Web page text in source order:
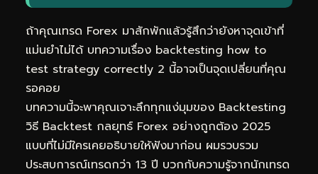
ถ้าคุณเทรด Forex มาสักพักแล้วรู้สึกว่ายังหาจุดเข้าที่
แม่นยำไม่ได้ บทความเรื่อง backtesting how to
test strategy correctly 2 นี้อาจเป็นจุดเปลี่ยนที่คุณ
รอคอย
บทความนี้จะพาคุณเจาะลึกทุกแง่มุมของ Backtesting
วิธี Backtest กลยุทธ์ Forex อย่างถูกต้อง 2025
แบบที่ไม่มีใครเคยอธิบายให้ฟังมาก่อน ผมรวบรวม
ประสบการณ์เทรดกว่า 13 ปี บวกกับความรู้จากนักเทรด